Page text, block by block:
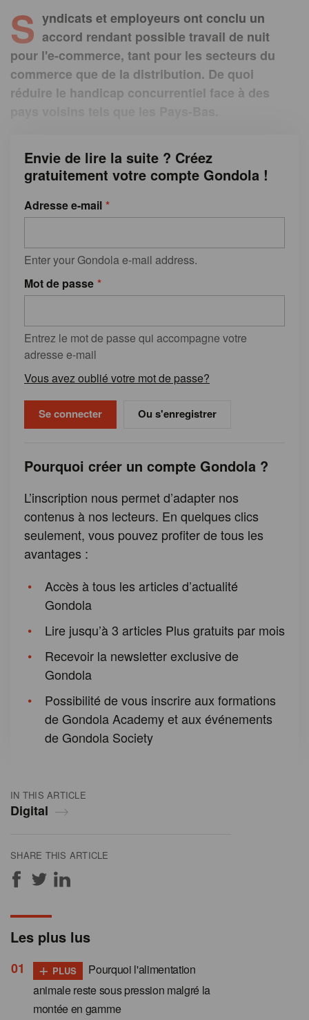
IN THIS ARTICLE
Digital
SHARE THIS ARTICLE
S yndicats et employeurs ont conclu un
accord rendant possible travail de nuit
pour l'e-commerce, tant pour les secteurs du
commerce que de la distribution. De quoi
réduire le handicap concurrentiel face à des
Envie de lire la suite ? Créez
gratuitement votre compte Gondola !
Adresse e-mail
Enter your Gondola e-mail address.
Mot de passe
Entrez le mot de passe qui accompagne votre
adresse e-mail
Vous avez oublié votre mot de passe?
Ou s'enregistrer
Pourquoi créer un compte Gondola ?
L’inscription nous permet d’adapter nos
contenus à nos lecteurs. En quelques clics
seulement, vous pouvez profiter de tous les
avantages :
Accès à tous les articles d’actualité
Gondola
Lire jusqu’à 3 articles Plus gratuits par mois
Recevoir la newsletter exclusive de
Gondola
Possibilité de vous inscrire aux formations
de Gondola Academy et aux événements
de Gondola Society
Les plus lus
+ PLUS
Pourquoi l'alimentation
animale reste sous pression malgré la
montée en gamme